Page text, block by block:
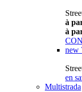
à
à
new
en
Multistrada